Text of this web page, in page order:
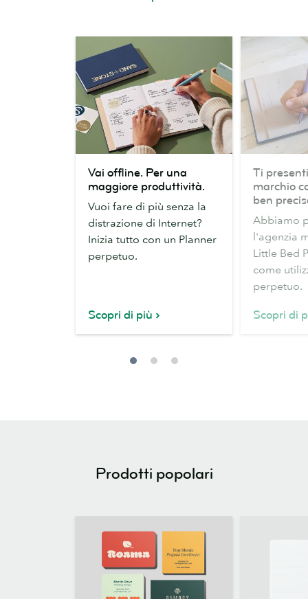
offline.
Per
una
maggiore
produttività.
Vai offline. Per una
maggiore produttività.
Vuoi fare di più senza la
distrazione di Internet?
Inizia tutto con un Planner
perpetuo.
Scopri di più
presentiamo
marchio
con
piano
ben
preciso
Ti
marchio
ben
Abbiamo
l'agenzia
Little Bed
come
perpetuo.
Scopri di
Prodotti popolari